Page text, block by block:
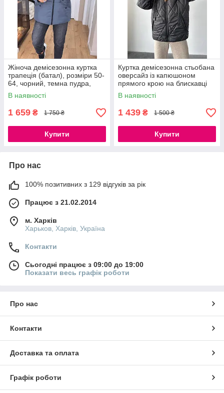
Жіноча демісезонна куртка
трапеція (батал), розміри 50-
64, чорний, темна пудра,
сірий
В наявності
1 659 ₴ 1 750 ₴
Купити
Куртка демісезонна стьобана
оверсайз із капюшоном
прямого крою на блискавці
чорна моко біла
В наявності
1 439 ₴ 1 500 ₴
Купити
Про нас
100% позитивних з 129 відгуків за рік
Працює з 21.02.2014
м. Харків
Харьков, Харків, Україна
Контакти
Сьогодні працює з 09:00 до 19:00
Показати весь графік роботи
Про нас
Контакти
Доставка та оплата
Графік роботи